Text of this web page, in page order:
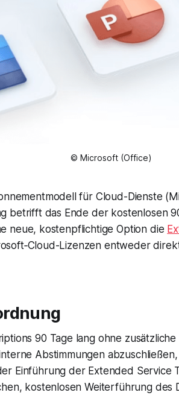
© Microsoft (Office)
für Cloud-Dienste
betrifft das Ende der kostenlosen
neue, kostenpflichtige Option die
Lizenzen entweder
90 Tage lang ohne
Abstimmungen
Einführung der Extended Service
kostenlosen Weiterführung des